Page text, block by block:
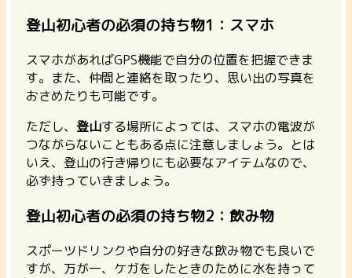
登山初心者の必須の持ち物1：スマホ
スマホがあればGPS機能で自分の位置を把握できま
す。また、仲間と連絡を取ったり、思い出の写真を
おさめたりも可能です。
ただし、 登山する場所によっては、スマホの電波が
つながらないこともある点に注意しましょう。とは
いえ、登山の行き帰りにも必要なアイテムなので、
必ず持っていきましょう。
登山初心者の必須の持ち物2：飲み物
スポーツドリンクや自分の好きな飲み物でも良いで
すが、万が一、ケガをしたときのために水を持って